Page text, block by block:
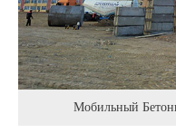
Мобильный